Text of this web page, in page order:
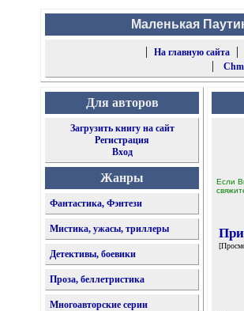
Маленькая
|
На главную сайта|
|
Для авторов
Загрузить книгу на сайт
Регистрация
Вход
Жанры
Фантастика, Фэнтези
Мистика, ужасы, триллеры
Детективы, боевики
Проза, беллетристика
Многоавторские серии
Если